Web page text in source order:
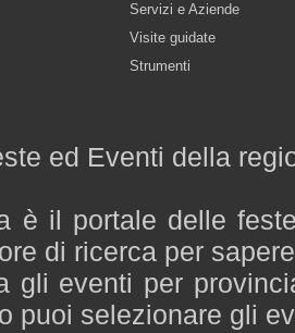
Servizi e Aziende
Visite guidate
Strumenti
ed Eventi della
è il portale delle
di ricerca per
gli eventi per
puoi selezionare gli